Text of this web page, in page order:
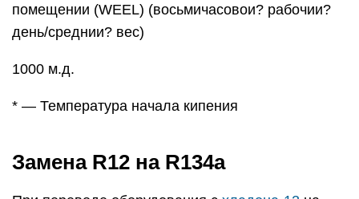
помещении (WEEL) (восьмичасовои? рабочии?
день/среднии? вес)
1000 м.д.
* — Температура начала кипения
Замена R12 на R134a